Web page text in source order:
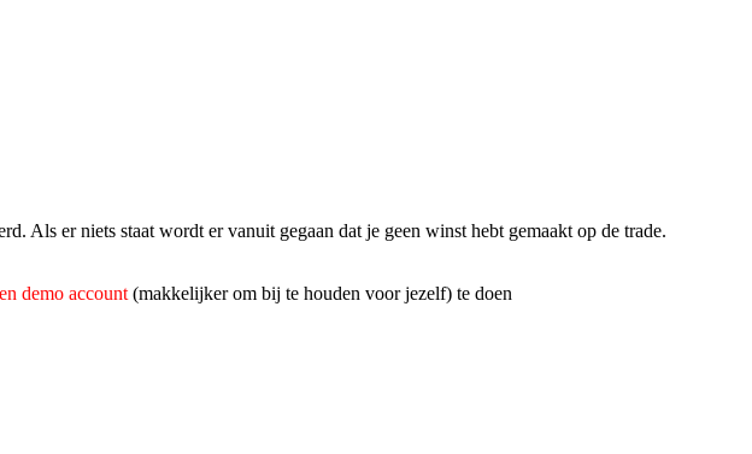
Als er niets staat wordt er vanuit gegaan dat je geen winst hebt gemaakt op de trade.
demo account (makkelijker om bij te houden voor jezelf) te doen